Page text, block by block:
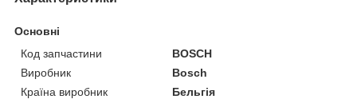
Основні
Код запчастини
BOSCH
Виробник
Bosch
Країна виробник
Бельгія